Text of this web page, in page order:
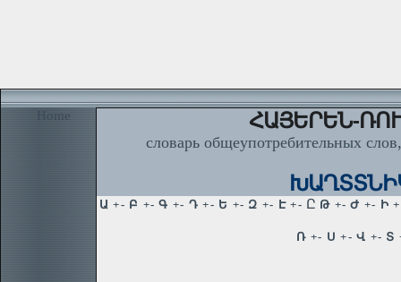
Home ՀԱՅԵՐԵՆ-
словарь общеупотребительных